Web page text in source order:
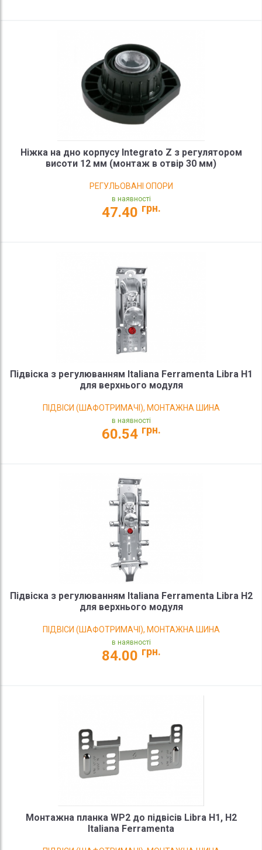
Ніжка на дно корпусу Integrato Z з регулятором
висоти 12 мм (монтаж в отвір 30 мм)
РЕГУЛЬОВАНІ ОПОРИ
в наявності
47.40 грн.
Підвіска з регулюванням Italiana Ferramenta Libra H1
для верхнього модуля
ПІДВІСИ (ШАФОТРИМАЧІ), МОНТАЖНА ШИНА
в наявності
60.54 грн.
Підвіска з регулюванням Italiana Ferramenta Libra H2
для верхнього модуля
ПІДВІСИ (ШАФОТРИМАЧІ), МОНТАЖНА ШИНА
в наявності
84.00 грн.
Монтажна планка WP2 до підвісів Libra H1, H2
Italiana Ferramenta